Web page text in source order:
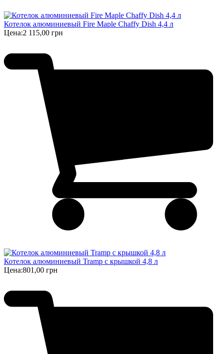
Котелок алюминиевый Fire Maple Chaffy Dish 4,4 л
Цена:2 115,00 грн
Котелок алюминиевый Tramp с крышкой 4,8 л
Цена:801,00 грн